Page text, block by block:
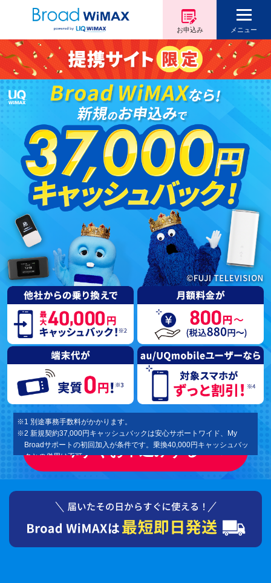
お申込み メニュー
今すぐお申込みする
※1 別途事務手数料がかかります。
※2 新規契約37,000円キャッシュバックは安心サポートワイド、My
Broadサポートの初回加入が条件です。乗換40,000円キャッシュバッ
クとの併用は不可。
※3 契約解除料還元のお乗換えキャンペーンの最大40,000円（非課税）
となります。新規契約37,000円キャッシュバックとの併用は不可。
※4 端末代は 一括払いと分割払い（税込1,210円×36回）が選択可能で
す。端末代割引として1,210円/月を36ヶ月割引させていただきます。
ご解約の時点で端末残積分がある場合は端末残積分を一括にてお支払
いいただきます。
※5 スマートバリューはKDDI提供。お申込みが必要となります。
※6 当日発送は平日12時までの受付分となります。日曜・祝日は配送を